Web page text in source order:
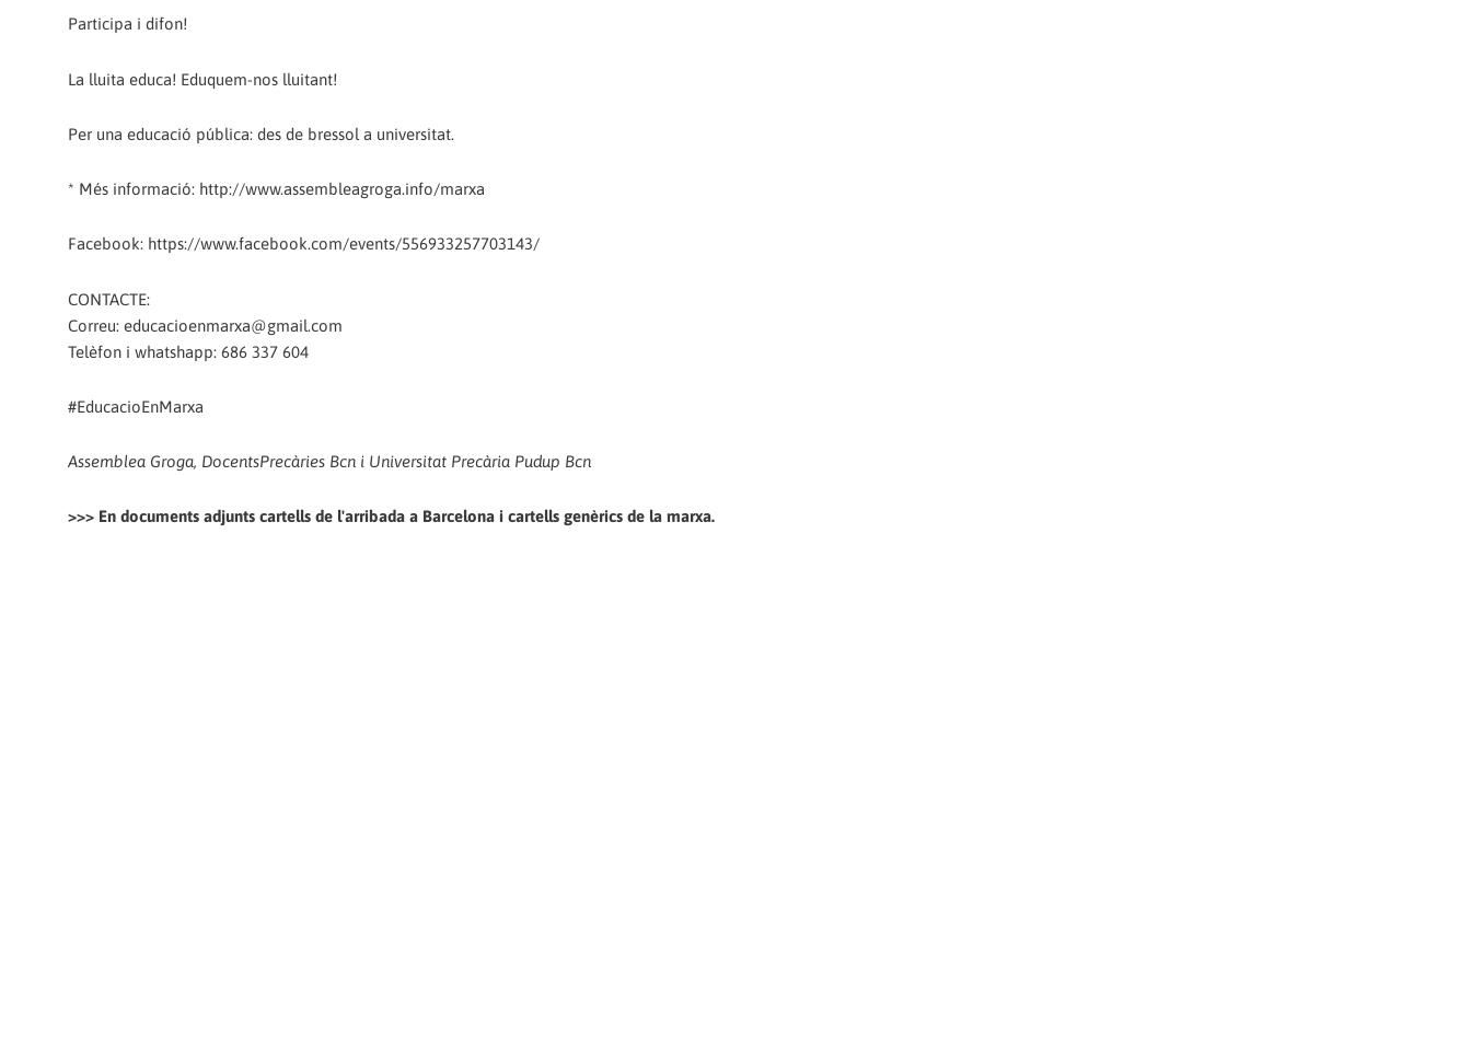
Participa i difon!
La lluita educa! Eduquem-nos lluitant!
Per una educació pública: des de bressol a universitat.
* Més informació: http://www.assembleagroga.info/marxa
Facebook: https://www.facebook.com/events/556933257703143/
CONTACTE:
Correu: educacioenmarxa@gmail.com
Telèfon i whatshapp: 686 337 604
#EducacioEnMarxa
Assemblea Groga, DocentsPrecàries Bcn i Universitat Precària Pudup Bcn
>>> En documents adjunts cartells de l'arribada a Barcelona i cartells genèrics de la marxa.